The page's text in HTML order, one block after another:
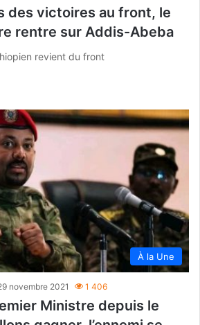
des victoires au front, le
rentre sur Addis-Abeba
revient du front
À la Une
novembre 2021 1 406
Ministre depuis le